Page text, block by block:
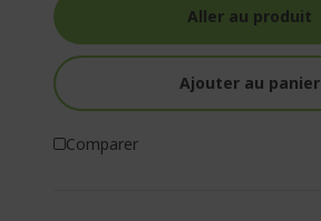
Aller au produit
Ajouter au panier
Comparer